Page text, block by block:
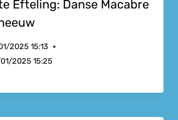
Efteling: Danse Macabre
2025 15:13
2025 15:25